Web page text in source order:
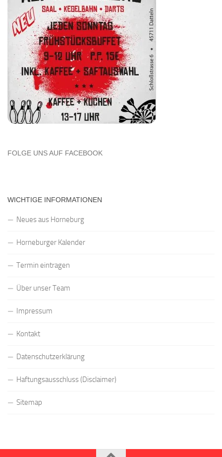
FOLGE UNS AUF FACEBOOK
WICHTIGE INFORMATIONEN
Neues aus Horneburg
Horneburger Kalender
Termin eintragen
Über unser Team
Impressum
Kontakt
Datenschutzerklärung
Haftungsausschluss (Disclaimer)
Sitemap